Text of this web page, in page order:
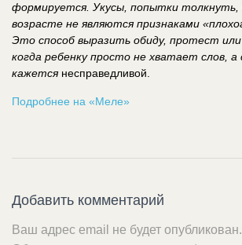
формируется. Укусы, попытки толкнуть,
возрасте не являются признаками
Это способ выразить обиду, протест
когда ребенку просто не хватает слов, а
кажетсянесправедливой.
Подробнее на «Меле»
Добавить комментарий
Ваш адрес email не будет опубликован.